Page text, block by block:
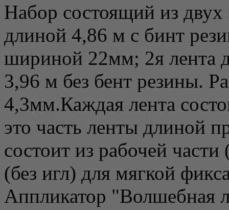
Набор состоящий из двух
длиной 4,86 м c бинт
шириной 22мм; 2я лента
3,96 м без бент резины.
4,3мм.Каждая лента
это часть ленты длиной
состоит из рабочей
(без игл) для мягкой
Аппликатор "Волшебная